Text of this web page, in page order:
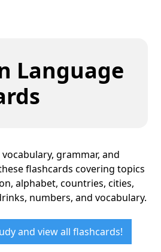
Language
grammar, and
flashcards covering topics
alphabet, countries, cities,
numbers, and vocabulary.
and view all flashcards!